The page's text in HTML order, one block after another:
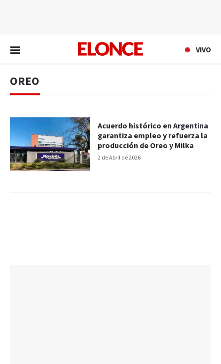
VIVO
OREO
2 de Abril de 2026
Acuerdo histórico en Argentina
garantiza empleo y refuerza la
producción de Oreo y Milka